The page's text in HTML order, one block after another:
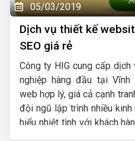
05/03/2019
Dịch vụ thiết kế
SEO giá rẻ
Công ty HIG cung cấp
nghiệp hàng đầu tại
web hợp lý, giá cả cạnh
đội ngũ lập trình nhiều
hiểu nhiệt tình với khách